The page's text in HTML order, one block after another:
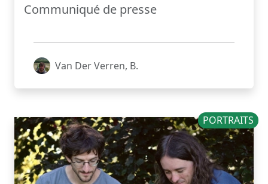
Communiqué de presse
Van Der Verren, B.
PORTRAITS